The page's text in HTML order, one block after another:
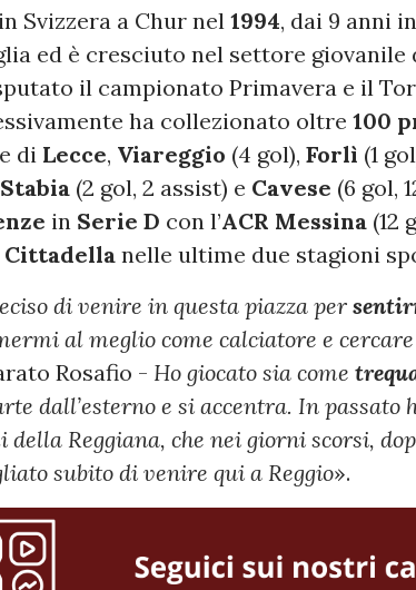
Svizzera a Chur nel 1994, dai 9 anni
ed è cresciuto nel settore giovanile
il campionato Primavera e il
ha collezionato oltre 100
di Lecce, Viareggio (4 gol), Forlì (1
(2 gol, 2 assist) e Cavese (6 gol,
in Serie D con l’ACR Messina (12
Cittadella nelle ultime due stagioni
di venire in questa piazza per
al meglio come calciatore e
Rosafio - Ho giocato sia come
dall’esterno e si accentra. In
della Reggiana, che nei giorni scorsi,
subito di venire qui a Reggio».